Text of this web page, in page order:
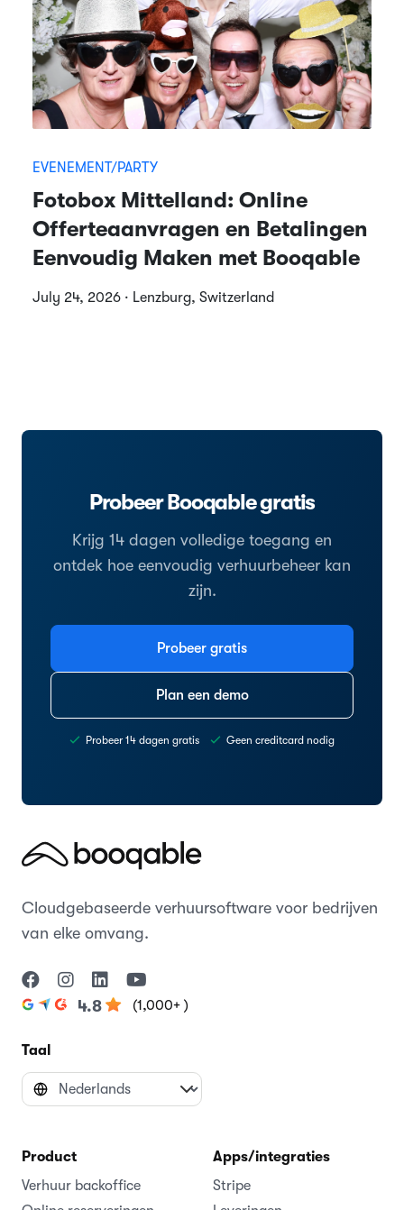
EVENEMENT/PARTY
Fotobox Mittelland: Online
Offerteaanvragen en Betalingen
Eenvoudig Maken met Booqable
July 24, 2026 · Lenzburg, Switzerland
Probeer Booqable gratis
Krijg 14 dagen volledige toegang en
ontdek hoe eenvoudig verhuurbeheer kan
zijn.
Probeer gratis
Plan een demo
Probeer 14 dagen gratis Geen creditcard nodig
Cloudgebaseerde verhuursoftware voor bedrijven
van elke omvang.
4.8 (1,000+ )
Taal
Product
Verhuur backoffice
Apps/integraties
Stripe